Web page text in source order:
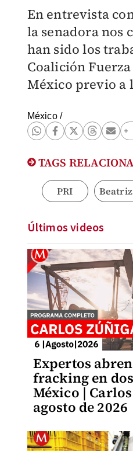
En entrevista
la senadora nos
han sido los
Coalición
México previo a
México/
TAGS
PRI
Últimos videos
Expertos
fracking en
México |
agosto de 2026